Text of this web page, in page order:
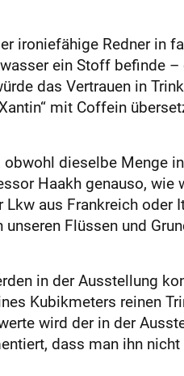
ironiefähige Redner in
ein Stoff befinde –
das Vertrauen in
mit Coffein
dieselbe Menge
Haakh genauso, wie
aus Frankreich oder
Flüssen und
in der Ausstellung
Kubikmeters reinen
wird der in der
dass man ihn